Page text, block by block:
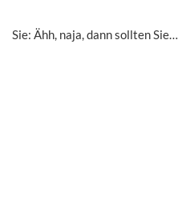
Sie: Ähh, naja, dann sollten Sie…